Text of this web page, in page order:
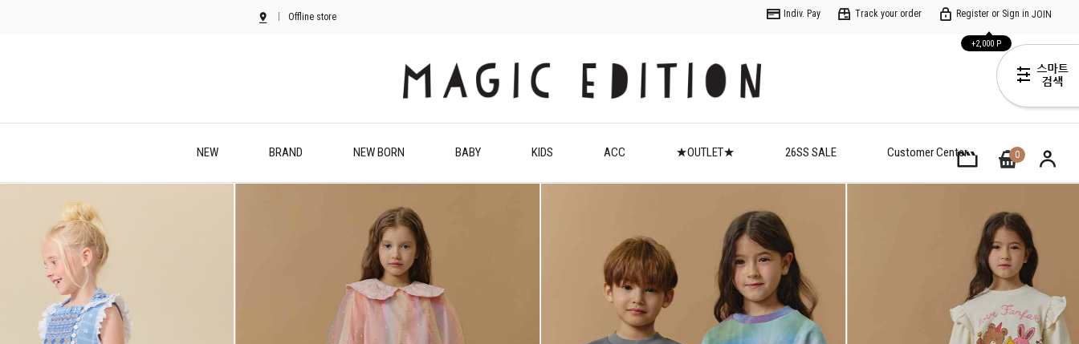
Offline store Indiv. Pay Track your order Register or Sign in JOIN
+2,000 P
NEW BRAND NEW BORN BABY KIDS ACC ★OUTLET★ 26SS SALE Customer Center 0